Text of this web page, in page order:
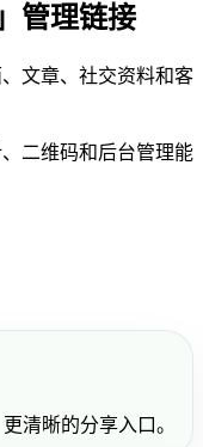
管理链接
文章、社交资料和客
二维码和后台管理能
清晰的分享入口。